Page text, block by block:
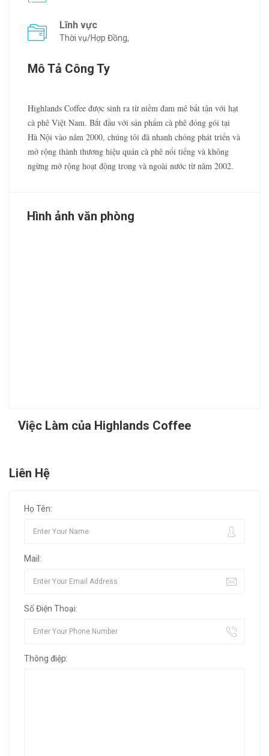
Lĩnh vực
Thời vụ/Hợp Đồng,
Mô Tả Công Ty
Highlands Coffee được sinh ra từ niềm đam mê bất tận với hạt
cà phê Việt Nam. Bắt đầu với sản phẩm cà phê đóng gói tại
Hà Nội vào năm 2000, chúng tôi đã nhanh chóng phát triển và
mở rộng thành thương hiệu quán cà phê nổi tiếng và không
ngừng mở rộng hoạt động trong và ngoài nước từ năm 2002.
Hình ảnh văn phòng
Việc Làm của Highlands Coffee
Liên Hệ
Họ Tên:
Mail:
Số Điện Thoại:
Thông điệp: